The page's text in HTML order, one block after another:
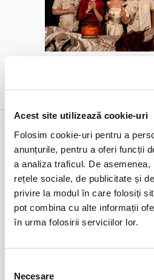
Acest site utilizează cookie-uri
Folosim cookie-uri pentru a
anunțurile, pentru a oferi funcții
a analiza traficul. De
rețele sociale, de publicitate și
privire la modul în care folosiți
pot combina cu alte informații
în urma folosirii serviciilor lor.
Necesare
16 iul
joi
ora 20:00
50 de
Bucuresti, FF